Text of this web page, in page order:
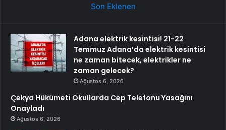
Son Eklenen
Adana elektrik kesintisi! 21-22
Temmuz Adana’da elektrik kesintisi
ne zaman bitecek, elektrikler ne
zaman gelecek?
Ağustos 6, 2026
Çekya Hükümeti Okullarda Cep Telefonu Yasağını
Onayladı
Ağustos 6, 2026